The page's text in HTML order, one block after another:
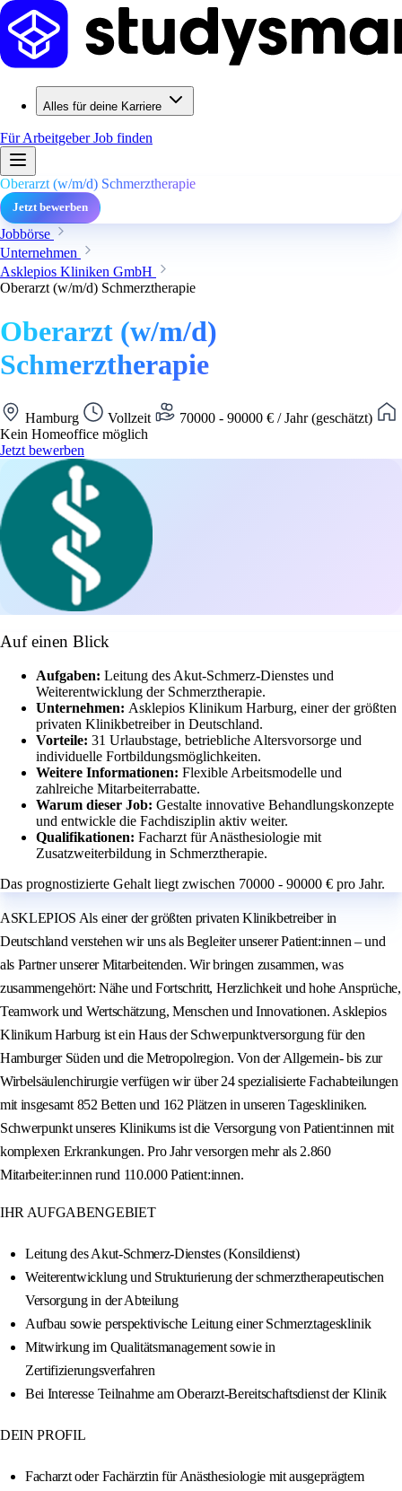
Alles für deine Karriere
Für ArbeitgeberJob finden
Oberarzt (w/m/d) Schmerztherapie
Jetzt bewerben
Jobbörse
Unternehmen
Asklepios Kliniken GmbH
Oberarzt (w/m/d) Schmerztherapie
Oberarzt (w/m/d)
Schmerztherapie
Hamburg Vollzeit
70000 - 90000 € / Jahr (geschätzt)
Kein Homeoffice möglich
Jetzt bewerben
Auf einen Blick
Aufgaben: Leitung des Akut-Schmerz-Dienstes und
Weiterentwicklung der Schmerztherapie.
Unternehmen: Asklepios Klinikum Harburg, einer der größten
privaten Klinikbetreiber in Deutschland.
Vorteile: 31 Urlaubstage, betriebliche Altersvorsorge und
individuelle Fortbildungsmöglichkeiten.
Weitere Informationen: Flexible Arbeitsmodelle und
zahlreiche Mitarbeiterrabatte.
Warum dieser Job: Gestalte innovative Behandlungskonzepte
und entwickle die Fachdisziplin aktiv weiter.
Qualifikationen: Facharzt für Anästhesiologie mit
Zusatzweiterbildung in Schmerztherapie.
Das prognostizierte Gehalt liegt zwischen 70000 - 90000 € pro Jahr.
ASKLEPIOS Als einer der größten privaten Klinikbetreiber in
Deutschland verstehen wir uns als Begleiter unserer Patient:innen – und
als Partner unserer Mitarbeitenden. Wir bringen zusammen, was
zusammengehört: Nähe und Fortschritt, Herzlichkeit und hohe Ansprüche,
Teamwork und Wertschätzung, Menschen und Innovationen. Asklepios
Klinikum Harburg ist ein Haus der Schwerpunktversorgung für den
Hamburger Süden und die Metropolregion. Von der Allgemein- bis zur
Wirbelsäulenchirurgie verfügen wir über 24 spezialisierte Fachabteilungen
mit insgesamt 852 Betten und 162 Plätzen in unseren Tageskliniken.
Schwerpunkt unseres Klinikums ist die Versorgung von Patient:innen mit
komplexen Erkrankungen. Pro Jahr versorgen mehr als 2.860
Mitarbeiter:innen rund 110.000 Patient:innen.
IHR AUFGABENGEBIET
Leitung des Akut-Schmerz-Dienstes (Konsildienst)
Weiterentwicklung und Strukturierung der schmerztherapeutischen
Versorgung in der Abteilung
Aufbau sowie perspektivische Leitung einer Schmerztagesklinik
Mitwirkung im Qualitätsmanagement sowie in
Zertifizierungsverfahren
Bei Interesse Teilnahme am Oberarzt-Bereitschaftsdienst der Klinik
DEIN PROFIL
Facharzt oder Fachärztin für Anästhesiologie mit ausgeprägtem